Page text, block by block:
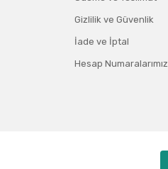
Gizlilik ve Güvenlik
İade ve İptal
Hesap Numaralarımız